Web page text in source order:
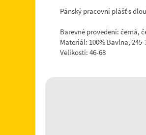
Pánský pracovní plášť s
Barevné provedení: černá,
Materiál: 100% Bavlna,
Velikosti: 46-68